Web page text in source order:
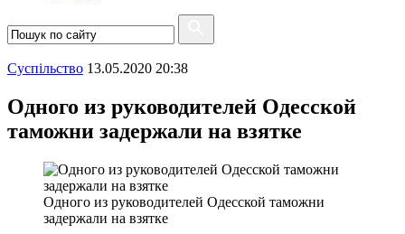
Суспiльство 13.05.2020 20:38
Одного из руководителей Одесской
таможни задержали на взятке
Одного из руководителей Одесской таможни
задержали на взятке